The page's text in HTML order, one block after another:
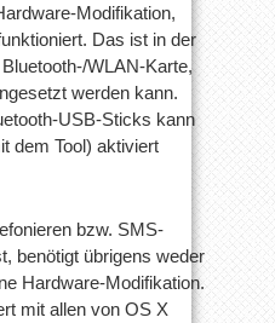
Modifikation,
Das ist in der
WLAN-Karte,
werden kann.
USB-Sticks kann
dem Tool) aktiviert
bzw. SMS-
benötigt übrigens weder
Hardware-Modifikation.
mit allen von OS X